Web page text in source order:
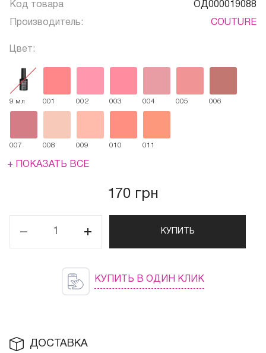
Код товара ОД000019088
Производитель: COUTURE
Цвет:
9 мл 001 002 003 004 005 006
007 008 009 010 011
+ ПОКАЗАТЬ ВСЕ
170 грн
КУПИТЬ
КУПИТЬ В ОДИН КЛИК
ДОСТАВКА